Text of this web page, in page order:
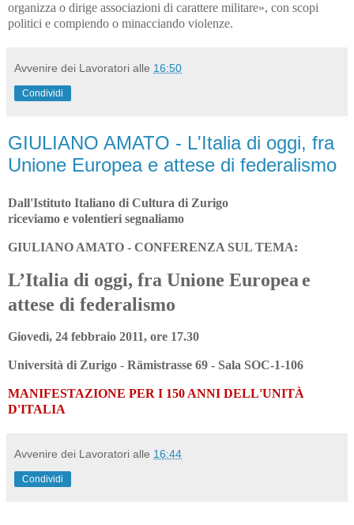
organizza o dirige associazioni di carattere militare», con scopi
politici e compiendo o minacciando violenze.
Avvenire dei Lavoratori alle 16:50
Condividi
GIULIANO AMATO - L'Italia di oggi, fra
Unione Europea e attese di federalismo
Dall'Istituto Italiano di Cultura di Zurigo
riceviamo e volentieri segnaliamo
GIULIANO AMATO - CONFERENZA SUL TEMA:
L’Italia di oggi, fra Unione Europeae
attese di federalismo
Giovedì, 24 febbraio 2011, ore 17.30
Università di Zurigo - Rämistrasse 69 - Sala SOC-1-106
MANIFESTAZIONE PER I 150 ANNI DELL'UNITÀ
D'ITALIA
Avvenire dei Lavoratori alle 16:44
Condividi